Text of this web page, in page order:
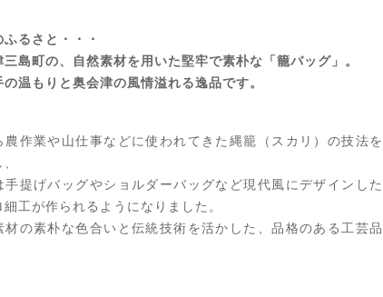
ふるさと・・・
三島町の、自然素材を用いた堅牢で素朴な「籠バッグ」。
の温もりと奥会津の風情溢れる逸品です。
農作業や山仕事などに使われてきた縄籠（スカリ）の技法を
手提げバッグやショルダーバッグなど現代風にデザインした
細工が作られるようになりました。
材の素朴な色合いと伝統技術を活かした、品格のある工芸品